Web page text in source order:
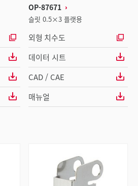
OP-87671
슬릿 0.5×3 플랫용
외형 치수도
데이터 시트
CAD / CAE
매뉴얼